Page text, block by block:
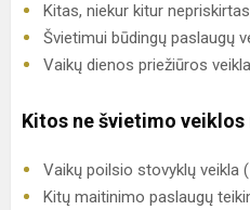
Kitas, niekur kitur
Švietimui būdingų paslaugų
Vaikų dienos priežiūros
Kitos ne švietimo veiklos
Vaikų poilsio stovyklų veikla
Kitų maitinimo paslaugų